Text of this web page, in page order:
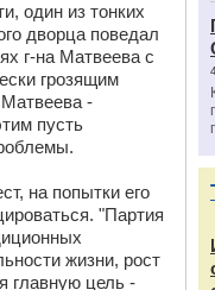
один из тонких
дворца поведал
г-на Матвеева с
грозящим
Матвеева -
пусть
на попытки его
"Партия
жизни, рост
главную цель -